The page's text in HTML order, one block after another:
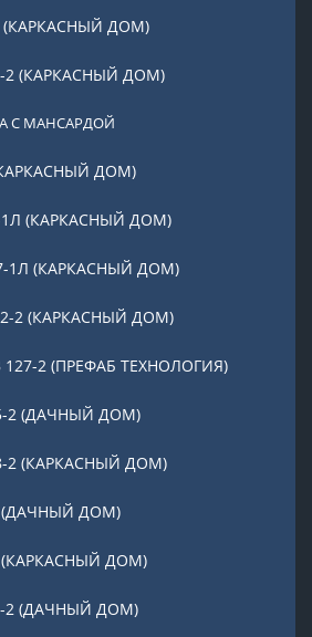
(КАРКАСНЫЙ ДОМ)
2 (КАРКАСНЫЙ ДОМ)
С МАНСАРДОЙ
ДОМ)
1Л (КАРКАСНЫЙ ДОМ)
1Л (КАРКАСНЫЙ ДОМ)
2 (КАРКАСНЫЙ ДОМ)
127-2 (ПРЕФАБ ТЕХНОЛОГИЯ)
2 (ДАЧНЫЙ ДОМ)
2 (КАРКАСНЫЙ ДОМ)
(ДАЧНЫЙ ДОМ)
(КАРКАСНЫЙ ДОМ)
2 (ДАЧНЫЙ ДОМ)